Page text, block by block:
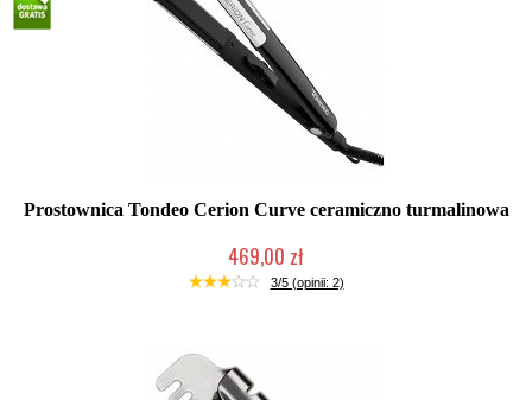
Prostownica Tondeo Cerion Curve ceramiczno turmalinowa
469,00 zł
Mała ilość (wysyłka w 24h)
3/5 (opinii: 2)